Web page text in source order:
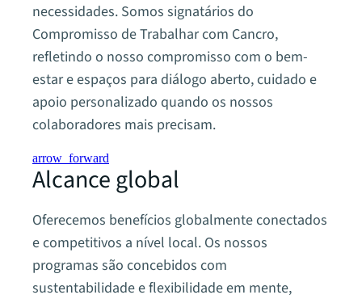
necessidades. Somos signatários do
Compromisso de Trabalhar com Cancro,
refletindo o nosso compromisso com o bem-
estar e espaços para diálogo aberto, cuidado e
apoio personalizado quando os nossos
colaboradores mais precisam.
arrow_forward
Alcance global
Oferecemos benefícios globalmente conectados
e competitivos a nível local. Os nossos
programas são concebidos com
sustentabilidade e flexibilidade em mente,